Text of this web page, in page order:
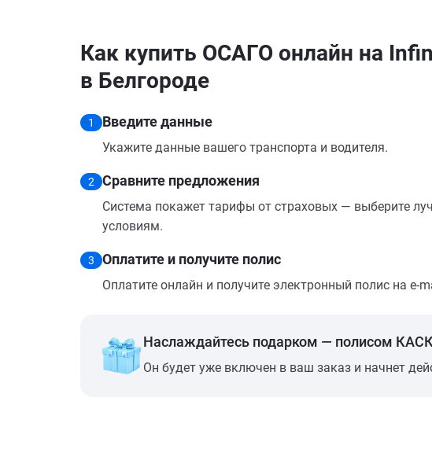
Как купить ОСАГО онлайн на
в Белгороде
1 Введите данные
Укажите данные вашего транспорта и водителя.
2 Сравните предложения
Система покажет тарифы от страховых — выберите
условиям.
3 Оплатите и получите полис
Оплатите онлайн и получите электронный полис на e-
Наслаждайтесь подарком — полисом
Он будет уже включен в ваш заказ и начнет